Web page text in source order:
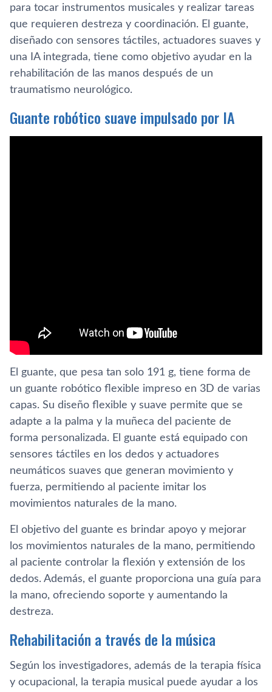
para tocar instrumentos musicales y realizar tareas
que requieren destreza y coordinación. El guante,
diseñado con sensores táctiles, actuadores suaves y
una IA integrada, tiene como objetivo ayudar en la
rehabilitación de las manos después de un
traumatismo neurológico.
Guante robótico suave impulsado por IA
El guante, que pesa tan solo 191 g, tiene forma de
un guante robótico flexible impreso en 3D de varias
capas. Su diseño flexible y suave permite que se
adapte a la palma y la muñeca del paciente de
forma personalizada. El guante está equipado con
sensores táctiles en los dedos y actuadores
neumáticos suaves que generan movimiento y
fuerza, permitiendo al paciente imitar los
movimientos naturales de la mano.
El objetivo del guante es brindar apoyo y mejorar
los movimientos naturales de la mano, permitiendo
al paciente controlar la flexión y extensión de los
dedos. Además, el guante proporciona una guía para
la mano, ofreciendo soporte y aumentando la
destreza.
Rehabilitación a través de la música
Según los investigadores, además de la terapia física
y ocupacional, la terapia musical puede ayudar a los